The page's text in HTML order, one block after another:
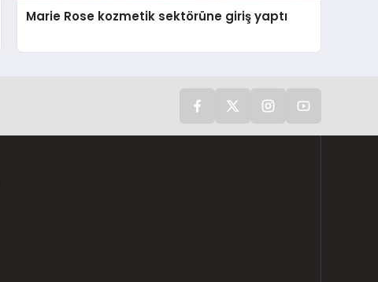
Marie Rose kozmetik sektörüne giriş yaptı